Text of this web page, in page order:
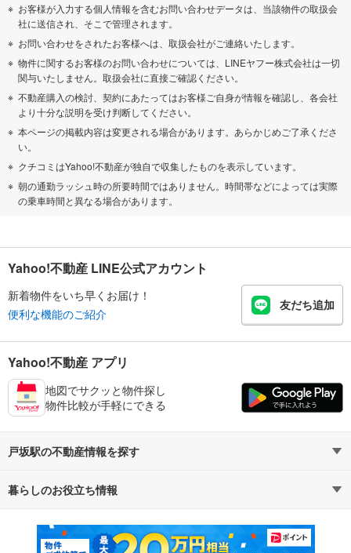
お客様が入力する個人情報を含むお問い合わせデータは、当該物件の取扱会
社に送信され、そこで管理されます。
お問い合わせをされたお客様へは、取扱会社がご連絡いたします。
物件に関するお客様のお問い合わせについては、LINEヤフー株式会社は一切
関与いたしません。取扱会社に直接ご確認ください。
不動産購入の検討、契約にあたってはお客様ご自身が情報を確認し、各会社
より十分な説明を受け判断してください。
本ページの掲載内容は変更される場合があります。あらかじめご了承くださ
い。
クチコミはYahoo!不動産が独自で収集したものを表示しています。
朝の通勤ラッシュ時の所要時間ではありません。時間帯などによっては実際
の乗車時間と異なる場合があります。
Yahoo!不動産 LINE公式アカウント
新着物件をいち早くお届け！
便利な機能のご紹介
友だち追加
Yahoo!不動産 アプリ
地図でサクッと物件探し
物件比較が手軽にできる
戸坂駅の不動産情報を探す
不動産・住宅
新築マンション 中古マンション
暮らしのお役立ち情報
マンションカタログ 教えて！住まいの先生